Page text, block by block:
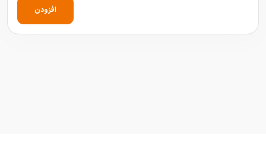
افزودن